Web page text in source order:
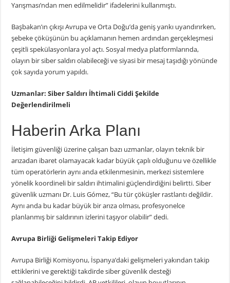
Yarışması’ndan men edilmelidir” ifadelerini kullanmıştı.
Başbakan’ın çıkışı Avrupa ve Orta Doğu’da geniş yankı uyandırırken,
şebeke çöküşünün bu açıklamanın hemen ardından gerçekleşmesi
çeşitli spekülasyonlara yol açtı. Sosyal medya platformlarında,
olayın bir siber saldırı olabileceği ve siyasi bir mesaj taşıdığı yönünde
çok sayıda yorum yapıldı.
Uzmanlar: Siber Saldırı İhtimali Ciddi Şekilde
Değerlendirilmeli
Haberin Arka Planı
İletişim güvenliği üzerine çalışan bazı uzmanlar, olayın teknik bir
arızadan ibaret olamayacak kadar büyük çaplı olduğunu ve özellikle
tüm operatörlerin aynı anda etkilenmesinin, merkezi sistemlere
yönelik koordineli bir saldırı ihtimalini güçlendirdiğini belirtti. Siber
güvenlik uzmanı Dr. Luis Gómez, “Bu tür çöküşler rastlantı değildir.
Aynı anda bu kadar büyük bir arıza olması, profesyonelce
planlanmış bir saldırının izlerini taşıyor olabilir” dedi.
Avrupa Birliği Gelişmeleri Takip Ediyor
Avrupa Birliği Komisyonu, İspanya’daki gelişmeleri yakından takip
ettiklerini ve gerektiği takdirde siber güvenlik desteği